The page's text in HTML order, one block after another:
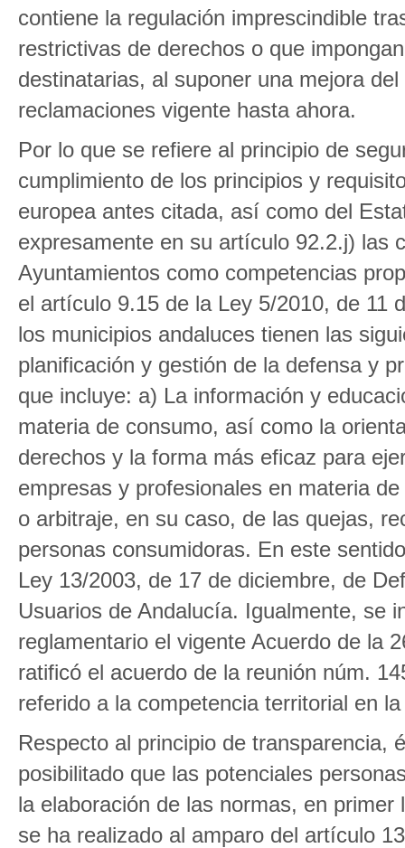
contiene la regulación imprescindible
restrictivas de derechos o que
destinatarias, al suponer una mejora
reclamaciones vigente hasta ahora.
Por lo que se refiere al principio de
cumplimiento de los principios y
europea antes citada, así como del
expresamente en su artículo 92.2.j) las
Ayuntamientos como competencias
el artículo 9.15 de la Ley 5/2010, de 11
los municipios andaluces tienen las
planificación y gestión de la defensa y
que incluye: a) La información y
materia de consumo, así como la
derechos y la forma más eficaz para
empresas y profesionales en materia
o arbitraje, en su caso, de las quejas,
personas consumidoras. En este
Ley 13/2003, de 17 de diciembre, de
Usuarios de Andalucía. Igualmente, se
reglamentario el vigente Acuerdo de la
ratificó el acuerdo de la reunión núm.
referido a la competencia territorial en
Respecto al principio de transparencia,
posibilitado que las potenciales
la elaboración de las normas, en
se ha realizado al amparo del artículo